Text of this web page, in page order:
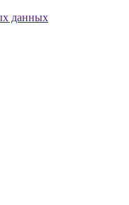
данных